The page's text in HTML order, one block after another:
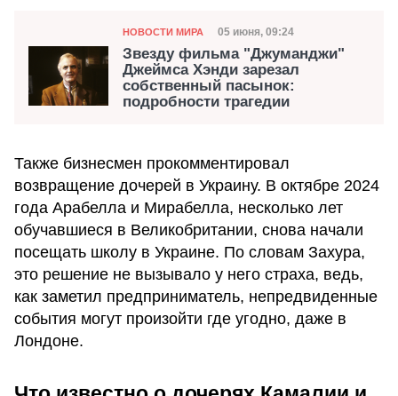
Категория
НОВОСТИ МИРА Дата публикации
05 июня, 09:24
Звезду фильма "Джуманджи"
Джеймса Хэнди зарезал
собственный пасынок:
подробности трагедии
Также бизнесмен прокомментировал
возвращение дочерей в Украину. В октябре 2024
года Арабелла и Мирабелла, несколько лет
обучавшиеся в Великобритании, снова начали
посещать школу в Украине. По словам Захура,
это решение не вызывало у него страха, ведь,
как заметил предприниматель, непредвиденные
события могут произойти где угодно, даже в
Лондоне.